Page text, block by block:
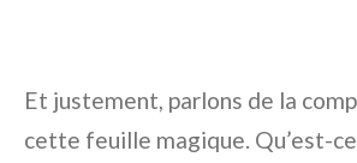
Et justement, parlons de la
cette feuille magique. Qu’est-